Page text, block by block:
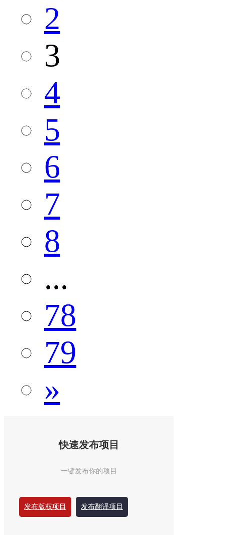
2
3
4
5
6
7
8
...
78
79
»
快速发布项目
一键发布你的项目
发布版权项目 发布翻译项目